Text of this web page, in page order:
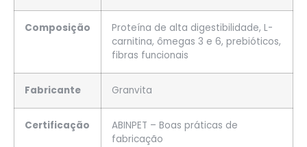
Composição
Proteína de alta digestibilidade, L-
carnitina, ômegas 3 e 6, prebióticos,
fibras funcionais
Fabricante Granvita
Certificação
ABINPET – Boas práticas de
fabricação